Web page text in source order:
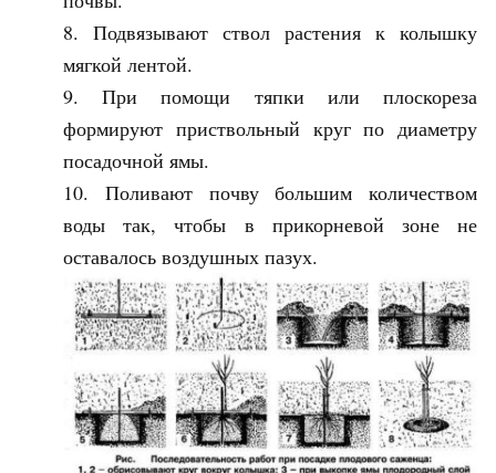
Подвязывают ствол растения к колышку
мягкой лентой.
При помощи тяпки или плоскореза
формируют приствольный круг по диаметру
посадочной ямы.
Поливают почву большим количеством
воды так, чтобы в прикорневой зоне не
оставалось воздушных пазух.